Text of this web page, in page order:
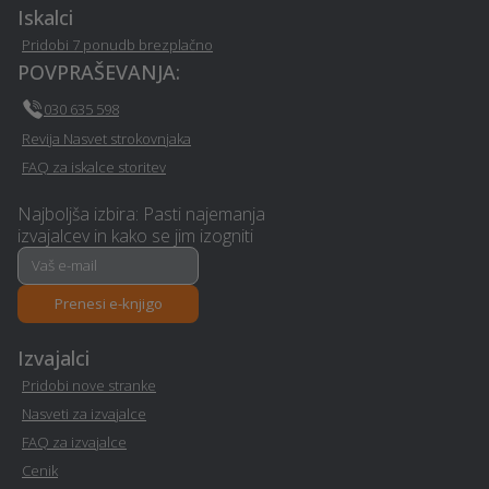
Založba - Dobrova-
polhov-gradec
Fotografiranje - Dobrova-
polhov-gradec
Manikerstvo / pedikerstvo
- Dobrova-polhov-gradec
Potujoči bar - Dobrova-
Razrez lesa, žaga -
Dobrova-polhov-gradec
Iskalci
Pridobi 7 ponudb brezplačno
POVPRAŠEVANJA:
030 635 598
Revija Nasvet strokovnjaka
FAQ za iskalce storitev
Najboljša izbira: Pasti najemanja
izvajalcev in kako se jim izogniti
Prenesi e-knjigo
Izvajalci
Pridobi nove stranke
Nasveti za izvajalce
FAQ za izvajalce
Cenik